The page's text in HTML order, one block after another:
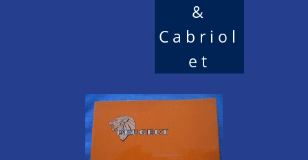
&
Cabriol
et